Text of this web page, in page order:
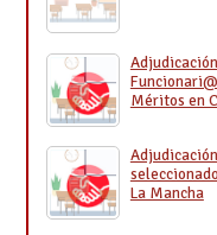
Méritos en
La Mancha